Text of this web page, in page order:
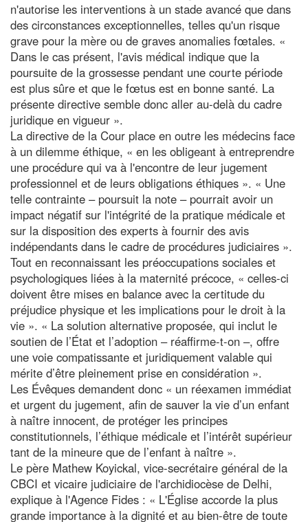
n'autorise les interventions à un stade avancé que dans
des circonstances exceptionnelles, telles qu'un risque
grave pour la mère ou de graves anomalies fœtales. «
Dans le cas présent, l'avis médical indique que la
poursuite de la grossesse pendant une courte période
est plus sûre et que le fœtus est en bonne santé. La
présente directive semble donc aller au-delà du cadre
juridique en vigueur ».
La directive de la Cour place en outre les médecins face
à un dilemme éthique, « en les obligeant à entreprendre
une procédure qui va à l'encontre de leur jugement
professionnel et de leurs obligations éthiques ». « Une
telle contrainte – poursuit la note – pourrait avoir un
impact négatif sur l'intégrité de la pratique médicale et
sur la disposition des experts à fournir des avis
indépendants dans le cadre de procédures judiciaires ».
Tout en reconnaissant les préoccupations sociales et
psychologiques liées à la maternité précoce, « celles-ci
doivent être mises en balance avec la certitude du
préjudice physique et les implications pour le droit à la
vie ». « La solution alternative proposée, qui inclut le
soutien de l’État et l’adoption – réaffirme-t-on –, offre
une voie compatissante et juridiquement valable qui
mérite d’être pleinement prise en considération ».
Les Évêques demandent donc « un réexamen immédiat
et urgent du jugement, afin de sauver la vie d’un enfant
à naître innocent, de protéger les principes
constitutionnels, l’éthique médicale et l’intérêt supérieur
tant de la mineure que de l’enfant à naître ».
Le père Mathew Koyickal, vice-secrétaire général de la
CBCI et vicaire judiciaire de l'archidiocèse de Delhi,
explique à l'Agence Fides : « L'Église accorde la plus
grande importance à la dignité et au bien-être de toute